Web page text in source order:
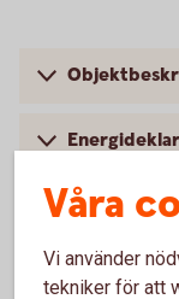
Dolda fel
Våra
Vi använder
tekniker för att